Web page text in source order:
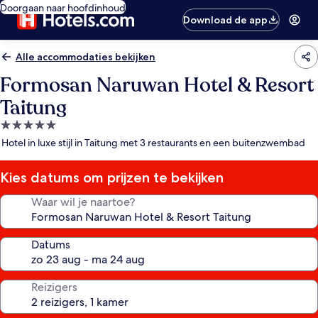
Doorgaan naar hoofdinhoud
Download de app
Alle accommodaties bekijken
Formosan Naruwan Hotel & Resort
Taitung
5.0-
sterrenaccommodatie
Hotel in luxe stijl in Taitung met 3 restaurants en een buitenzwembad
Kies datums om prijzen te bekijken
Waar wil je naartoe?
Datums
Reizigers